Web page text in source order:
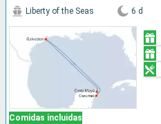
Comidas incluidas
Liberty of the Seas 6 d